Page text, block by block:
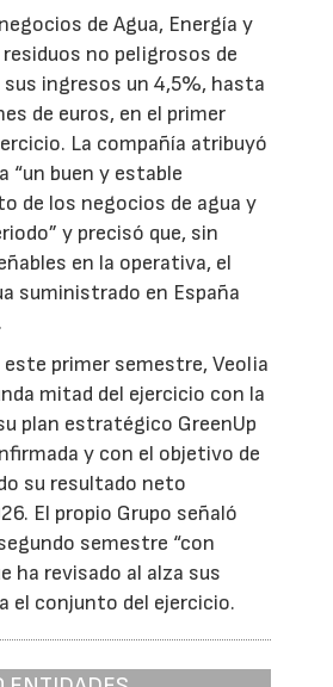
de Agua, Energía y
no peligrosos de
ingresos un 4,5%, hasta
de euros, en el primer
La compañía atribuyó
“un buen y estable
de los negocios de agua y
y precisó que, sin
en la operativa, el
suministrado en España
este primer semestre, Veolia
mitad del ejercicio con la
plan estratégico GreenUp
y con el objetivo de
su resultado neto
El propio Grupo señaló
semestre “con
ha revisado al alza sus
el conjunto del ejercicio.